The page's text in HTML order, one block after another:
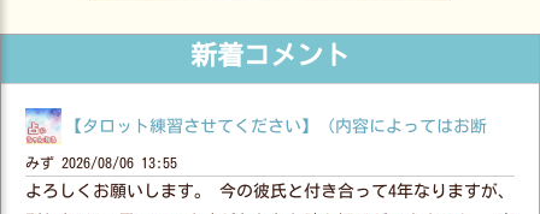
新着コメント
【タロット練習させてください】（内容によってはお断
みず 2026/08/06 13:55
よろしくお願いします。 今の彼氏と付き合って4年なりますが、